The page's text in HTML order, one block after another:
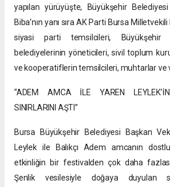
yapılan yürüyüşte, Büyükşehir
Biba’nın yanı sıra AK Parti Bursa
siyasi parti temsilcileri,
belediyelerinin yöneticileri, sivil toplum
ve kooperatiflerin temsilcileri, muhtarlar ve
“ADEM AMCA İLE YAREN
SINIRLARINI AŞTI”
Bursa Büyükşehir Belediyesi Başkan
Leylek ile Balıkçı Adem amcanın
etkinliğin bir festivalden çok daha
Şenlik vesilesiyle doğaya duyulan